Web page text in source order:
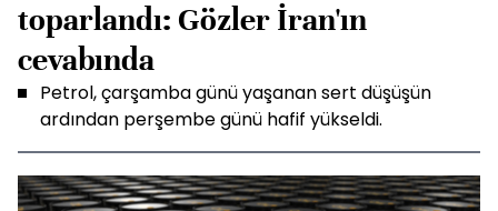
toparlandı: Gözler İran'ın
cevabında
Petrol, çarşamba günü yaşanan sert düşüşün
ardından perşembe günü hafif yükseldi.